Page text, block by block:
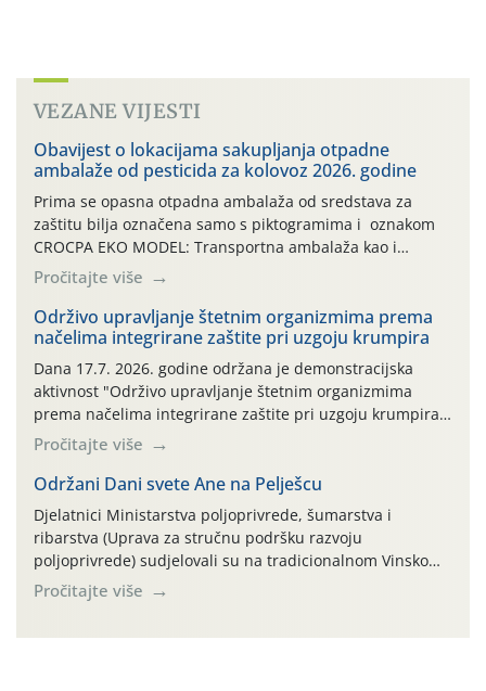
VEZANE VIJESTI
Obavijest o lokacijama sakupljanja otpadne
ambalaže od pesticida za kolovoz 2026. godine
Prima se opasna otpadna ambalaža od sredstava za
zaštitu bilja označena samo s piktogramima i oznakom
CROCPA EKO MODEL: Transportna ambalaža kao i
ambalaža drugih proizvoda koji nisu sredstva za zaštitu
bilja (npr. ambalaža od mineralnih gnojiva,) se ne
prihvaća. Korisnicima je osiguran besplatni povrat
prazne ambalaže isključivo ovih tvrtki: AGROCHEM-MAKS,
AGRONOM, ALBAUGH TKI* (PINUS […]
Pročitajte više
Održivo upravljanje štetnim organizmima prema
načelima integrirane zaštite pri uzgoju krumpira
Dana 17.7. 2026. godine održana je demonstracijska
aktivnost "Održivo upravljanje štetnim organizmima
prema načelima integrirane zaštite pri uzgoju krumpira"
na pokusnom polju "Poredje", kraj naselja Belica (ARKOD
parcela ID 2445031) (središnji dio Međimurske županije).
Pročitajte više
Održani Dani svete Ane na Pelješcu
Djelatnici Ministarstva poljoprivrede, šumarstva i
ribarstva (Uprava za stručnu podršku razvoju
poljoprivrede) sudjelovali su na tradicionalnom Vinskom
forumu, održanom 24.07.2026. godine u Domu vinarske
tradicije u Putnikovićima na poluotoku Pelješcu, u
Pročitajte više